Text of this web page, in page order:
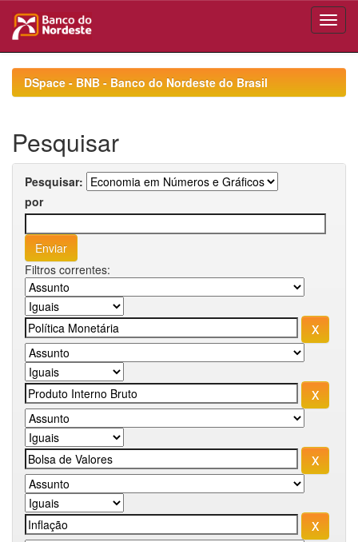
navigationDSpace - BNB - Banco do Nordeste do Brasil
Pesquisar
Pesquisar:
por
Filtros correntes: